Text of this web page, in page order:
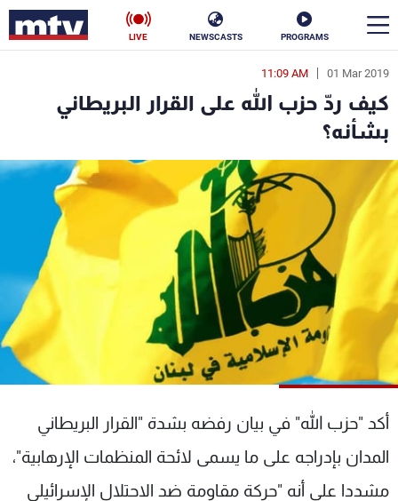
PROGRAMS
NEWSCASTS
LIVE
01 Mar 2019
11:09 AM
كيف ردّ حزب الله على القرار البريطاني
بشأنه؟
أكد "حزب الله" في بيان رفضه بشدة "القرار البريطاني
المدان بإدراجه على ما يسمى لائحة المنظمات الإرهابية"،
مشددا على أنه "حركة مقاومة ضد الاحتلال الإسرائيلي
en
الأخبار
سياسة ناس
إقتصاد فن
منوعات رياضة
كأس العالم
البرامج
جدول البرامج
شاهد البرامج